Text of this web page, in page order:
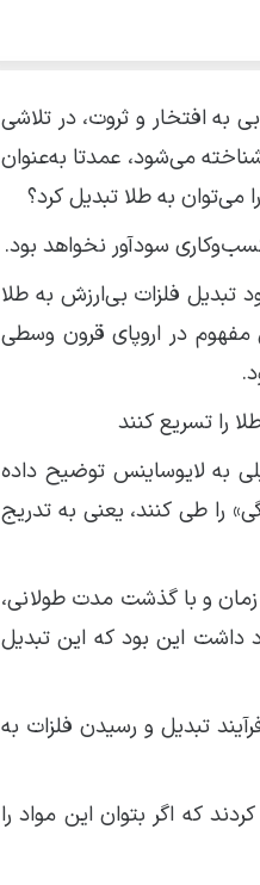
به افتخار و ثروت، در تلاشی
می‌شود، عمدتا به‌عنوان
می‌توان به طلا تبدیل کرد؟
سودآور نخواهد بود.
تبدیل فلزات بی‌ارزش به طلا
مفهوم در اروپای قرون وسطی
را تسریع کنند
به لایوساینس توضیح داده
را طی کنند، یعنی به تدریج
زمان و با گذشت مدت طولانی،
داشت این بود که این تبدیل
تبدیل و رسیدن فلزات به
که اگر بتوان این مواد را